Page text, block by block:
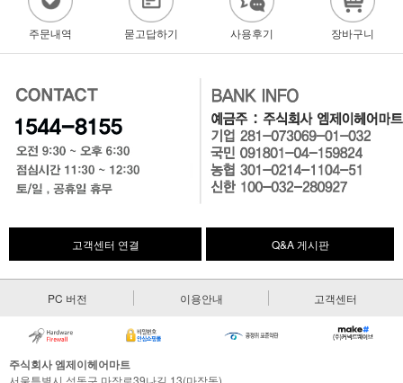
주문내역 묻고답하기 사용후기 장바구니
고객센터 연결 Q&A 게시판
PC 버전 이용안내 고객센터
주식회사 엠제이헤어마트
서울특별시 성동구 마장로39나길 13(마장동)